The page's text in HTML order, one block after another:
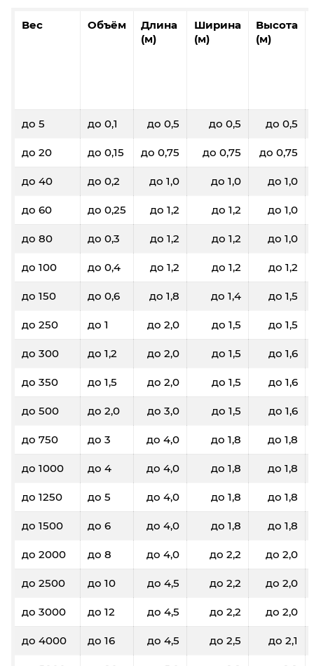
Вес Объём
Длина
(м)
Ширина
(м)
Высота
(м)
до 5 до 0,1 до 0,5 до 0,5 до 0,5
до 20 до 0,15 до 0,75 до 0,75 до 0,75
до 40 до 0,2 до 1,0 до 1,0 до 1,0
до 60 до 0,25 до 1,2 до 1,2 до 1,0
до 80 до 0,3 до 1,2 до 1,2 до 1,0
до 100 до 0,4 до 1,2 до 1,2 до 1,2
до 150 до 0,6 до 1,8 до 1,4 до 1,5
до 250 до 1 до 2,0 до 1,5 до 1,5
до 300 до 1,2 до 2,0 до 1,5 до 1,6
до 350 до 1,5 до 2,0 до 1,5 до 1,6
до 500 до 2,0 до 3,0 до 1,5 до 1,6
до 750 до 3 до 4,0 до 1,8 до 1,8
до 1000 до 4 до 4,0 до 1,8 до 1,8
до 1250 до 5 до 4,0 до 1,8 до 1,8
до 1500 до 6 до 4,0 до 1,8 до 1,8
до 2000 до 8 до 4,0 до 2,2 до 2,0
до 2500 до 10 до 4,5 до 2,2 до 2,0
до 3000 до 12 до 4,5 до 2,2 до 2,0
до 4000 до 16 до 4,5 до 2,5 до 2,1